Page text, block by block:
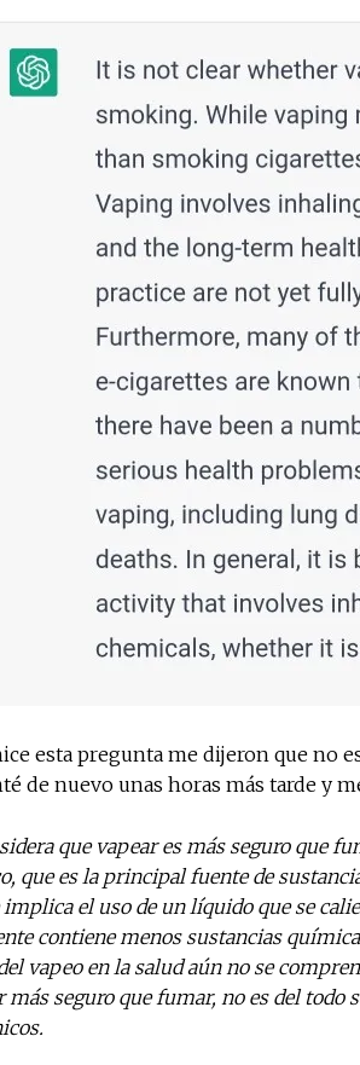
esta pregunta me dijeron que no
de nuevo unas horas más tarde y
que vapear es más seguro que
que es la principal fuente de
el uso de un líquido que se
contiene menos sustancias
vapeo en la salud aún no se
más seguro que fumar, no es del todo